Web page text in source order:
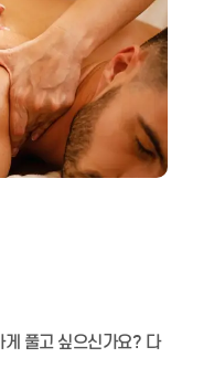
풀고 싶으신가요? 다